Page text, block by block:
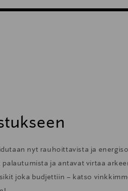
nyt rauhoittavista ja
ja antavat virtaa
joka budjettiin – katso